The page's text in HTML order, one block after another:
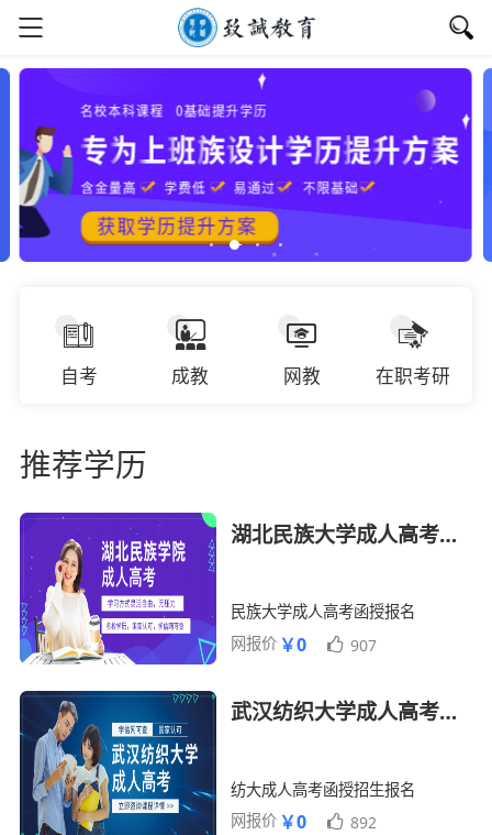
自考 成教 网教 在职考研
推荐学历
湖北民族大学成人高考函授报名招生简章
民族大学成人高考函授报名
网报价 ￥0 907
武汉纺织大学成人高考函授招生简章
纺大成人高考函授招生报名
网报价 ￥0 892